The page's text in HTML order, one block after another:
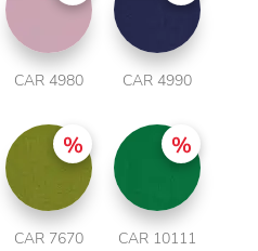
CAR 4980 CAR 4990
CAR 7670 CAR 10111